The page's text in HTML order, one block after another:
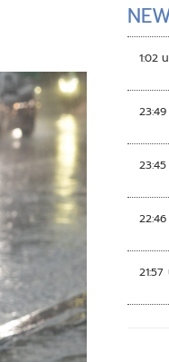
1:02
21:57